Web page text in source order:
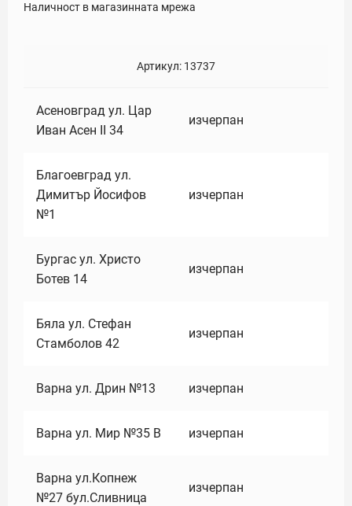
Наличност в магазинната мрежа
Артикул: 13737
Асеновград ул. Цар
Иван Асен II 34
изчерпан
Благоевград ул.
Димитър Йосифов
№1
изчерпан
Бургас ул. Христо
Ботев 14
изчерпан
Бяла ул. Стефан
Стамболов 42
изчерпан
Варна ул. Дрин №13 изчерпан
Варна ул. Мир №35 В изчерпан
Варна ул.Копнеж
№27 бул.Сливница
изчерпан